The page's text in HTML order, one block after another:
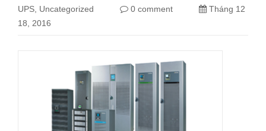
UPS Uncategorized 0 comment
Tháng 12
18, 2016